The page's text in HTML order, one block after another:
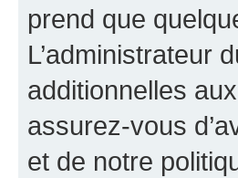
prend que
L’administrateur
additionnelles
assurez-vous
et de notre